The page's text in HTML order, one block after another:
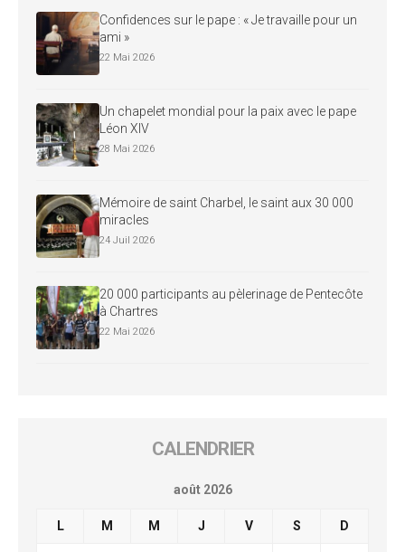
Confidences sur le pape : « Je travaille pour un
ami »
22 Mai 2026
Un chapelet mondial pour la paix avec le pape
Léon XIV
28 Mai 2026
Mémoire de saint Charbel, le saint aux 30 000
miracles
24 Juil 2026
20 000 participants au pèlerinage de Pentecôte
à Chartres
22 Mai 2026
CALENDRIER
août 2026
L M M J V S D